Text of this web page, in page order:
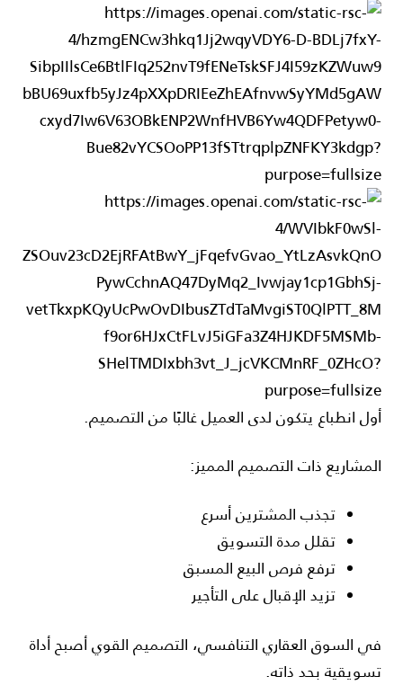
أول انطباع يتكون لدى العميل غالبًا من التصميم.
المشاريع ذات التصميم المميز:
تجذب المشترين أسرع
تقلل مدة التسويق
ترفع فرص البيع المسبق
تزيد الإقبال على التأجير
في السوق العقاري التنافسي، التصميم القوي أصبح أداة
تسويقية بحد ذاته.